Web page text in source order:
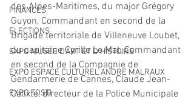
FINANCES
ELECTIONS
EXPO MUSEE D'ART ET D'HISTOIRE
EXPO ESPACE CULTUREL ANDRE MALRAUX
EXPO TOSTI
des Alpes-Maritimes, du major Grégory
Guyon, Commandant en second de la
Brigade territoriale de Villeneuve Loubet,
du capitaine Cyrille Le Mat, Commandant
en second de la Compagnie de
Gendarmerie de Cannes, Claude Jean-
Calixte, directeur de la Police Municipale